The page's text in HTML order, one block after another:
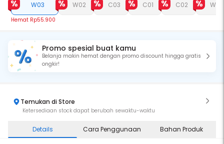
W03
Hemat Rp55.900
W02 C03 C01 C02 W01
Promo spesial buat kamu
Belanja makin hemat dengan promo discount hingga gratis
ongkir!
Temukan di Store
Ketersediaan stock dapat berubah sewaktu-waktu
Details Cara Penggunaan Bahan Produk